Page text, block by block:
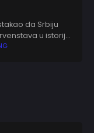
da Srbiju
u istoriji.
svestan